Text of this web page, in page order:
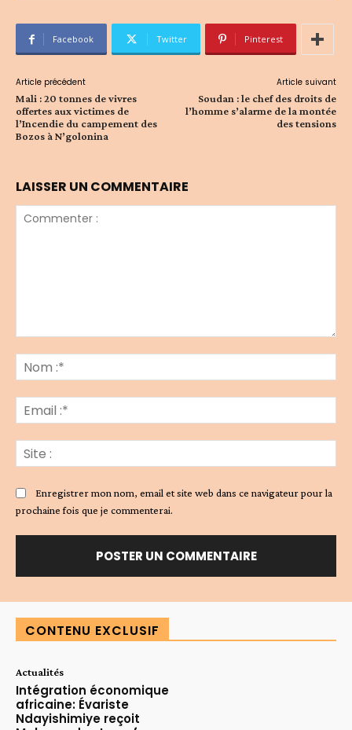
Facebook Twitter Pinterest
Article précédent
Mali : 20 tonnes de vivres
offertes aux victimes de
l’Incendie du campement des
Bozos à N’golonina
Article suivant
Soudan : le chef des droits de
l’homme s’alarme de la montée
des tensions
LAISSER UN COMMENTAIRE
:*
:*
:
Enregistrer mon nom, email et site web dans ce navigateur pour la
prochaine fois que je commenterai.
CONTENU EXCLUSIF
Actualités
Intégration économique
africaine: Évariste
Ndayishimiye reçoit